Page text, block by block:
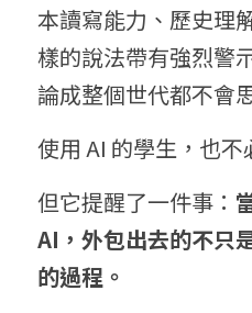
本讀寫能力、歷史理
樣的說法帶有強烈警
論成整個世代都不會
使用 AI 的學生，也不
但它提醒了一件事：
AI，外包出去的不只
的過程。